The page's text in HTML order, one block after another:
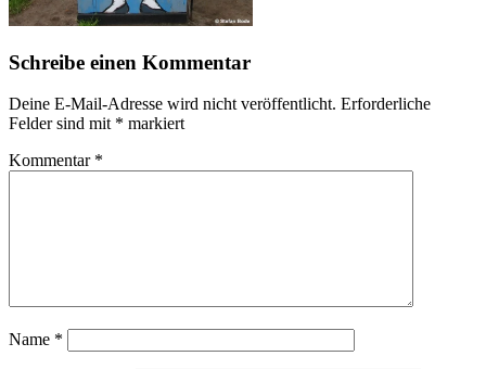
Schreibe einen Kommentar
Deine E-Mail-Adresse wird nicht veröffentlicht. Erforderliche
Felder sind mit * markiert
Kommentar *
Name *